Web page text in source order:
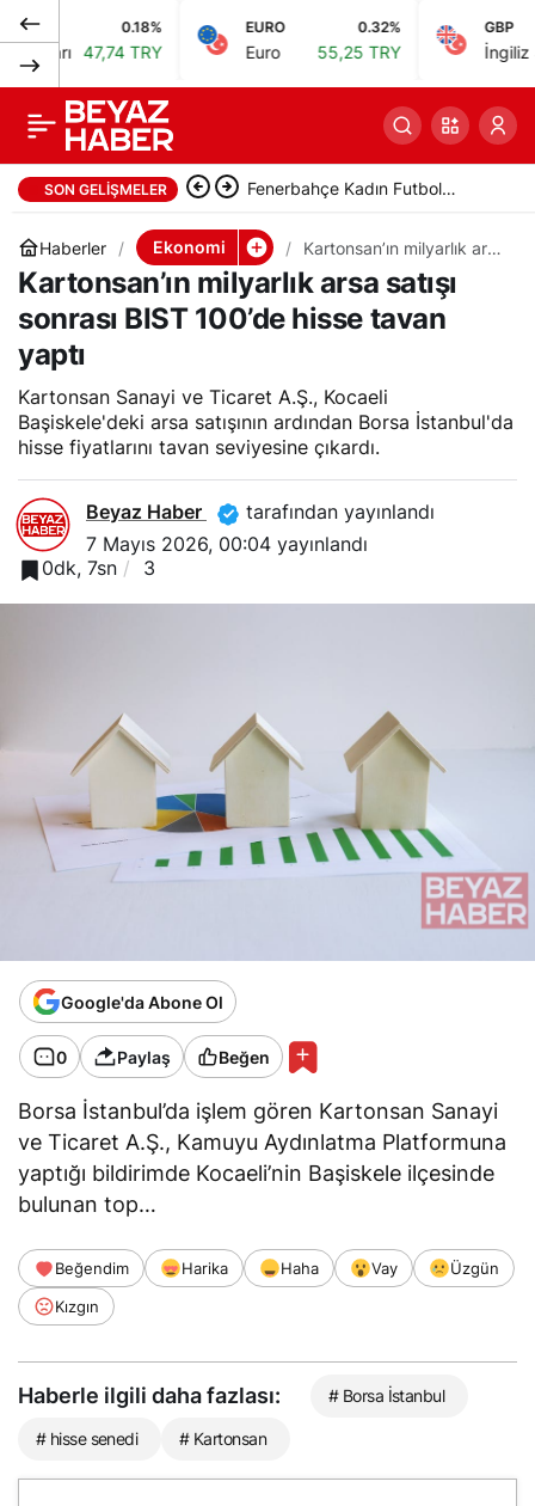
47,74 TRY
EURO
Euro 55,25 TRY
GBP
İngiliz Sterlini
SON GELIŞMELER Fenerbahçe Kadın Futbol
Takımı, UEFA Kadınlar Avrupa
Ligi’nde mücadele edecek
Haberler Ekonomi
Kartonsan’ın milyarlık arsa
satışı sonrası BIST 100’de
hisse tavan yaptı
Kartonsan’ın milyarlık arsa satışı
sonrası BIST 100’de hisse tavan
yaptı
Kartonsan Sanayi ve Ticaret A.Ş., Kocaeli
Başiskele'deki arsa satışının ardından Borsa İstanbul'da
hisse fiyatlarını tavan seviyesine çıkardı.
Beyaz Haber
tarafından yayınlandı
7 Mayıs 2026, 00:04 yayınlandı
0dk, 7sn
3
Google'da Abone Ol
0 Paylaş Beğen
Borsa İstanbul’da işlem gören Kartonsan Sanayi
ve Ticaret A.Ş., Kamuyu Aydınlatma Platformuna
yaptığı bildirimde Kocaeli’nin Başiskele ilçesinde
bulunan top…
Beğendim Harika Haha Vay
Üzgün
Kızgın
Haberle ilgili daha fazlası: # Borsa İstanbul
# hisse senedi # Kartonsan
Borsa İstanbul BIST
100 endeksi günü
rekor seviyede
0 Paylaş